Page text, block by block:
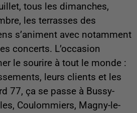
tous les dimanches,
les terrasses des
s’animent avec notamment
concerts. L’occasion
le sourire à tout le monde :
leurs clients et les
77, ça se passe à Bussy-
Coulommiers, Magny-le-